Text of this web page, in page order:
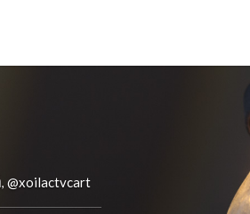
, @xoilactvcart